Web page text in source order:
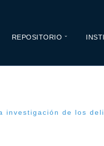
REPOSITORIO
de los